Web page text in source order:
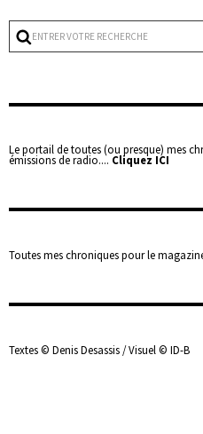
Le portail de toutes (ou presque) mes
émissions de radio.... Cliquez ICI
Toutes mes chroniques pour le
Textes © Denis Desassis / Visuel © ID-B